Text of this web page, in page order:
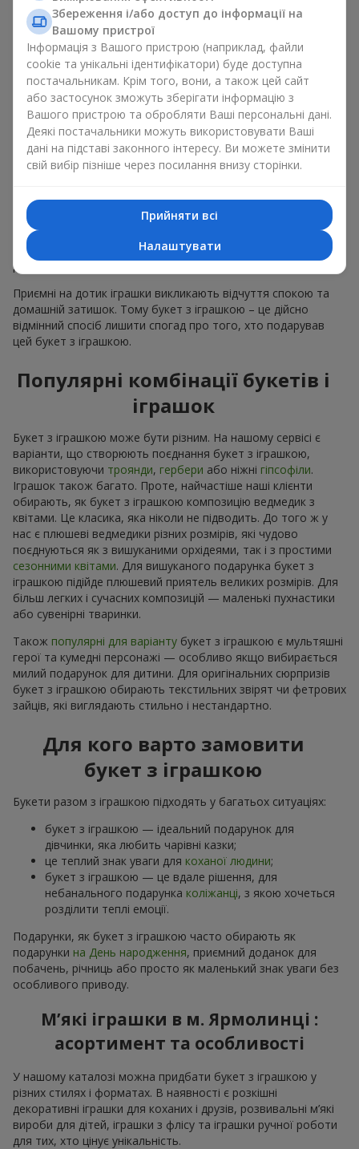
певних випадках. Такий подарунок букет з іграшкою
підкреслює щиру турботу, затишок та бажання зробити
людині приємно. Наflowers.uaможна знайти різноманітні
пропозиції на будь-який смак та бюджет, щоб зробити
подарунок в м. Ярмолинці незабутнім.
Як м’яка іграшка підкреслює
емоції разом із квітами
Букет з іграшкою — універсальне і завжди влучне рішення.
оновлювати їх в пам’яті, кожен раз, коли плюшевий
приятель потрапляє у поле зору Разом букет з іграшкою
працюють ідеально. Квіти та іграшка створюють баланс між
красою і ніжністю, а ще залишають приємний подарунок на
довгі роки.
Приємні на дотик іграшки викликають відчуття спокою та
домашній затишок. Тому букет з іграшкою – це дійсно
відмінний спосіб лишити спогад про того, хто подарував
цей букет з іграшкою.
Популярні комбінації букетів і
іграшок
Букет з іграшкою може бути різним. На нашому сервісі є
варіанти, що створюють поєднання букет з іграшкою,
використовуючи троянди, гербери або ніжні гіпсофіли.
Іграшок також багато. Проте, найчастіше наші клієнти
обирають, як букет з іграшкою композицію ведмедик з
квітами. Це класика, яка ніколи не підводить. До того ж у
нас є плюшеві ведмедики різних розмірів, які чудово
поєднуються як з вишуканими орхідеями, так і з простими
сезонними квітами. Для вишуканого подарунка букет з
іграшкою підійде плюшевий приятель великих розмірів. Для
більш легких і сучасних композицій — маленькі пухнастики
або сувенірні тваринки.
Також популярні для варіанту букет з іграшкою є мультяшні
герої та кумедні персонажі — особливо якщо вибирається
милий подарунок для дитини. Для оригінальних сюрпризів
букет з іграшкою обирають текстильних звірят чи фетрових
зайців, які виглядають стильно і нестандартно.
Для кого варто замовити
букет з іграшкою
Букети разом з іграшкою підходять у багатьох ситуаціях:
букет з іграшкою — ідеальний подарунок для
дівчинки, яка любить чарівні казки;
це теплий знак уваги для коханої людини;
букет з іграшкою — це вдале рішення, для
небанального подарунка коліжанці, з якою хочеться
розділити теплі емоції.
Подарунки, як букет з іграшкою часто обирають як
подарунки на День народження, приємний доданок для
побачень, річниць або просто як маленький знак уваги без
особливого приводу.
М’які іграшки в м. Ярмолинці :
асортимент та особливості
У нашому каталозі можна придбати букет з іграшкою у
різних стилях і форматах. В наявності є розкішні
декоративні іграшки для коханих і друзів, розвивальні м’які
вироби для дітей, іграшки з флісу та іграшки ручної роботи
для тих, хто цінує унікальність.
Збереження і/або доступ до інформації на
Вашому пристрої
Інформація з Вашого пристрою (наприклад, файли
cookie та унікальні ідентифікатори) буде доступна
постачальникам. Крім того, вони, а також цей сайт
або застосунок зможуть зберігати інформацію з
Вашого пристрою та обробляти Ваші персональні дані.
Деякі постачальники можуть використовувати Ваші
дані на підставі законного інтересу. Ви можете змінити
свій вибір пізніше через посилання внизу сторінки.
Прийняти всі
Налаштувати